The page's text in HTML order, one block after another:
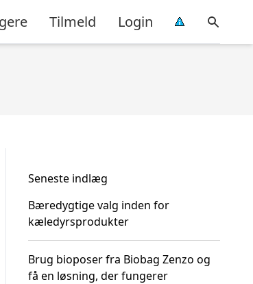
Tilmeld Login
Seneste indlæg
Bæredygtige valg inden for
kæledyrsprodukter
Brug bioposer fra Biobag Zenzo og
få en løsning, der fungerer